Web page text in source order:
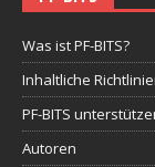
Was ist PF-BITS?
Inhaltliche
PF-BITS
Autoren